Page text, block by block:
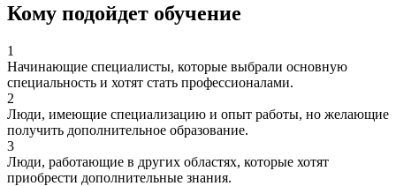
Кому подойдет обучение
1
Начинающие специалисты, которые выбрали основную
специальность и хотят стать профессионалами.
2
Люди, имеющие специализацию и опыт работы, но желающие
получить дополнительное образование.
3
Люди, работающие в других областях, которые хотят
приобрести дополнительные знания.